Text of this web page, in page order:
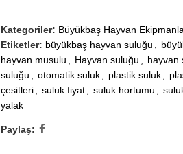
Kategoriler: Büyükbaş Hayvan
Etiketler: büyükbaş hayvan suluğu
hayvan musulu
Hayvan suluğu hayvan
suluğu
otomatik suluk plastik suluk
çesitleri
suluk fiyat suluk hortumu
yalak
Paylaş: